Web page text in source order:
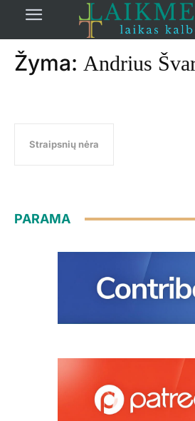
žymos Andrius Švarplys
Žyma: Andrius
Straipsnių nėra
PARAMA